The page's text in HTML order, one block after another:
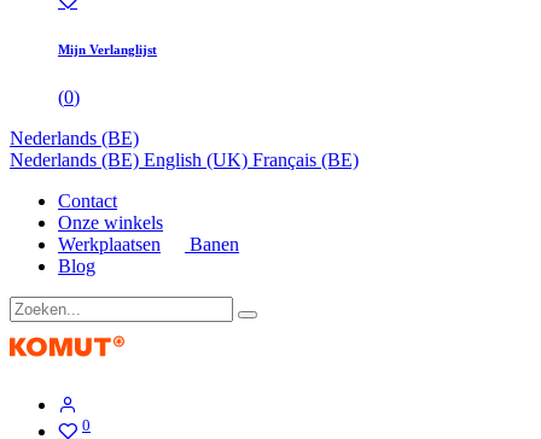
Mijn Verlanglijst
(0)
Nederlands (BE)
Nederlands (BE) English (UK) Français (BE)
Contact
Onze winkels
Werkplaatsen
Banen
Blog
0